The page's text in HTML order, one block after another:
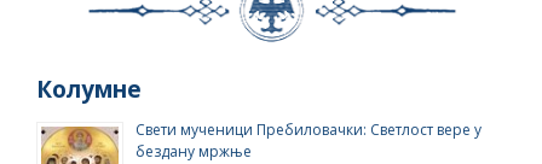
Колумне
Свети мученици Пребиловачки: Светлост вере у
бездану мржње